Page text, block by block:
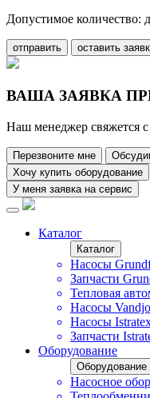
Допустимое количество:
отправить оставить
ВАША ЗАЯВКА
Наш менеджер свяжется
Перезвоните мне
Хочу купить оборудование
У меня заявка на сервис
Каталог
Каталог
Насосы
Запчасти
Тепловая
Насосы
Насосы
Запчасти
Оборудование
Оборудование
Насосное